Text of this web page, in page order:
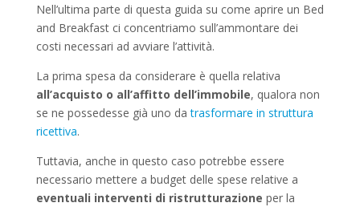
Nell’ultima parte di questa guida su come aprire un Bed
and Breakfast ci concentriamo sull’ammontare dei
costi necessari ad avviare l’attività.
La prima spesa da considerare è quella relativa
all’acquisto o all’affitto dell’immobile, qualora non
se ne possedesse già uno datrasformare in struttura
ricettiva.
Tuttavia, anche in questo caso potrebbe essere
necessario mettere a budget delle spese relative a
eventuali interventi di ristrutturazione per la